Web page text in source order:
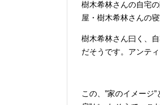
樹木希林さんの自宅
屋・樹木希林さんの
樹木希林さん曰く、
だそうです。アンテ
この、”家のイメージ